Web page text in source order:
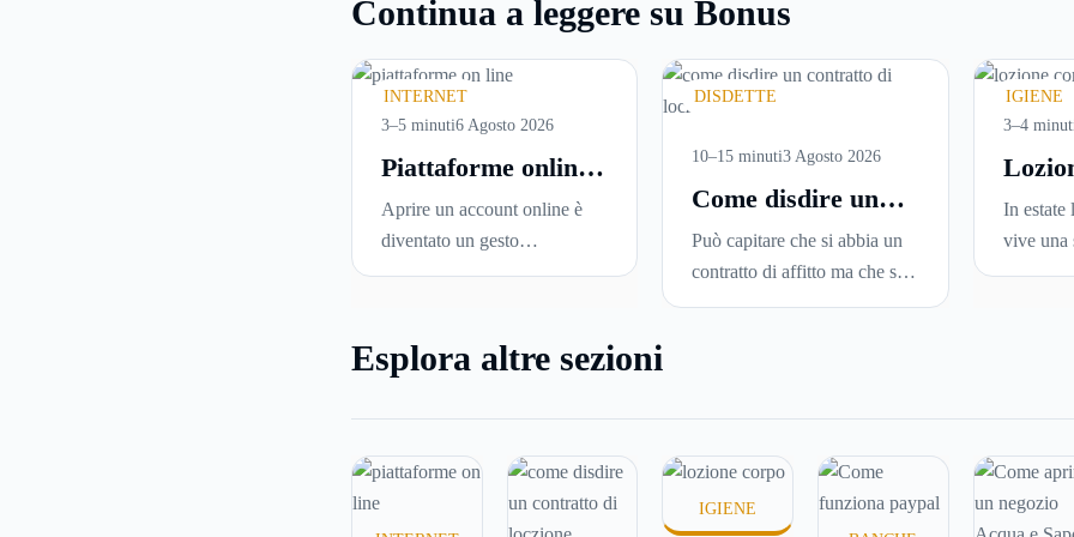
Continua a leggere su Bonus
INTERNET
3–5 minuti6 Agosto 2026
Piattaforme online:
cosa controllare
prima di iscriversi
e usare servizi in
Aprire un account online è
diventato un gesto
automatico. Si inserisce
di condizioni senza leggerle
che ci si fermi a capire dove
DISDETTE
10–15 minuti3 Agosto 2026
Come disdire un
contratto di
locazione in modo
corretto ed efficace
Può capitare che si abbia un
contratto di affitto ma che si
voglia trasferirsi in una nuova
chiedersi se è possibile
locazione
prima che scada. In
IGIENE
3–4
la
In estate
vive una
Sole,
proprio
Esplora altre sezioni
IGIENE